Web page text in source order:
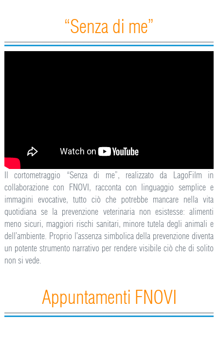
“Senza di me”
Il cortometraggio “Senza di me”, realizzato da LagoFilm in
collaborazione con FNOVI, racconta con linguaggio semplice e
immagini evocative, tutto ciò che potrebbe mancare nella vita
quotidiana se la prevenzione veterinaria non esistesse: alimenti
meno sicuri, maggiori rischi sanitari, minore tutela degli animali e
dell’ambiente. Proprio l’assenza simbolica della prevenzione diventa
un potente strumento narrativo per rendere visibile ciò che di solito
non si vede.
Appuntamenti FNOVI